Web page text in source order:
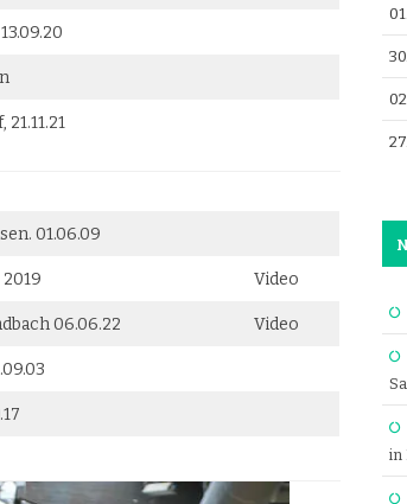
01.06.09
Video
06.06.22 Video
in